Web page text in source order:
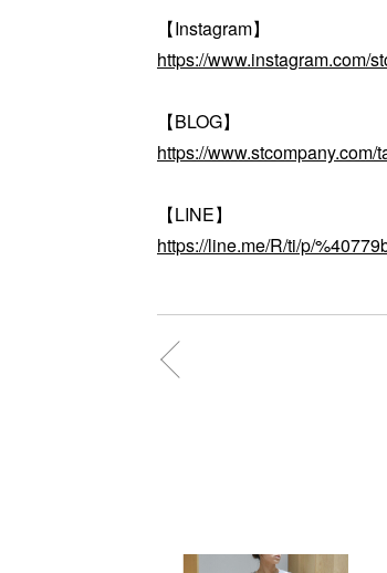
【Instagram】
https://www.instagram.com/
【BLOG】
https://www.stcompany.com/
【LINE】
https://line.me/R/ti/p/